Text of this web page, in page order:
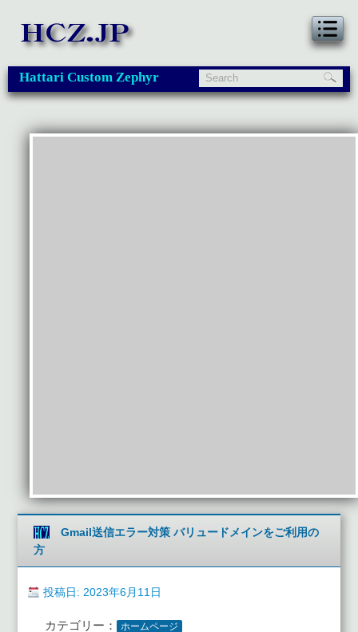
Hattari Custom Zephyr
Gmail送信エラー対策 バリュードメインをご利用の
方
投稿日: 2023年6月11日
カテゴリー： ホームページ